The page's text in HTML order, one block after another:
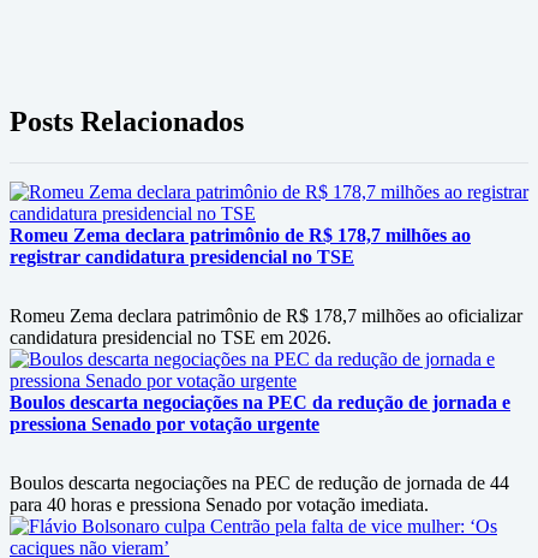
Posts Relacionados
Romeu Zema declara patrimônio de R$ 178,7 milhões ao
registrar candidatura presidencial no TSE
Romeu Zema declara patrimônio de R$ 178,7 milhões ao oficializar
candidatura presidencial no TSE em 2026.
Boulos descarta negociações na PEC da redução de jornada e
pressiona Senado por votação urgente
Boulos descarta negociações na PEC de redução de jornada de 44
para 40 horas e pressiona Senado por votação imediata.